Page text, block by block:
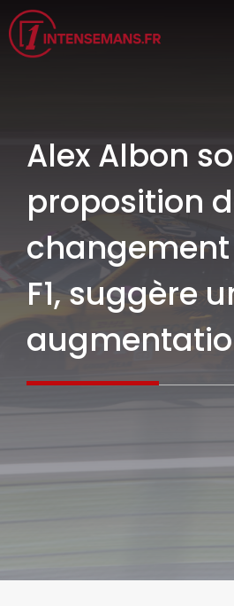
Aller
au
contenu
Alex Albon
proposition
F1, suggère